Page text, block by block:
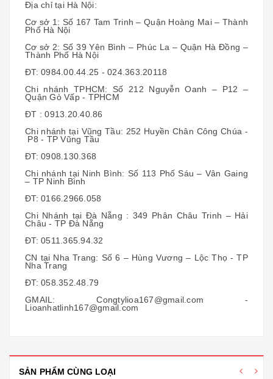
Địa chỉ tại Hà Nội:
Cơ sở 1: Số 167 Tam Trinh – Quận Hoàng Mai – Thành
Phố Hà Nội
Cơ sở 2: Số 39 Yên Bình – Phúc La – Quận Hà Đồng –
Thành Phố Hà Nội
ĐT: 0984.00.44.25 - 024.363.20118
Chi nhánh TPHCM: Số 212 Nguyễn Oanh – P12 –
Quận Gò Vấp - TPHCM
ĐT : 0913.20.40.86
Chi nhánh tại Vũng Tầu: 252 Huyền Chân Công Chúa -
P8 - TP Vũng Tầu
ĐT: 0908.130.368
Chi nhánh tại Ninh Bình: Số 113 Phố Sáu – Vân Gaing
– TP Ninh Bình
ĐT: 0166.2966.058
Chi Nhánh tại Đà Nẵng : 349 Phân Châu Trinh – Hải
Châu - TP Đà Nẵng
ĐT: 0511.365.94.32
CN tại Nha Trang: Số 6 – Hùng Vương – Lộc Thọ - TP
Nha Trang
ĐT: 058.352.48.79
GMAIL: Congtylioa167@gmail.com -
Lioanhatlinh167@gmail.com
SẢN PHẨM CÙNG LOẠI